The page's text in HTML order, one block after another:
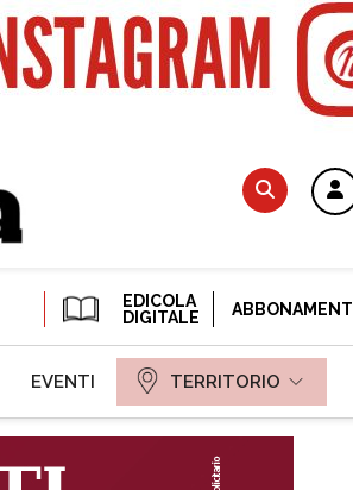
EDICOLA
DIGITALE
ABBONAMENTI
EVENTI TERRITORIO